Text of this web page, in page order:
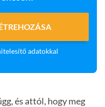
adatokkal
és attól, hogy meg